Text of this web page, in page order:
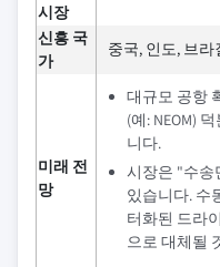
시장
신흥 국
가
중국, 인도, 브라
미래 전
망
대규모 공항
(예: NEOM)
니다.
시장은 "수송
있습니다. 수
터화된 드라
으로 대체될